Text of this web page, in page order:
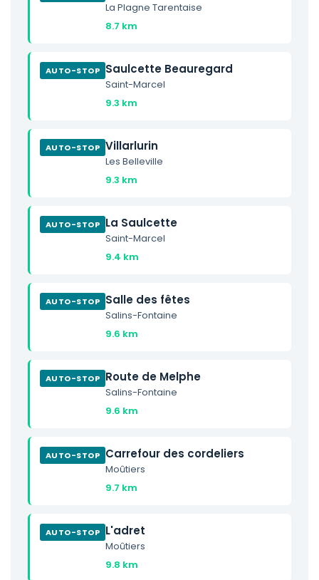
La Plagne Tarentaise
8.7 km
AUTO-STOP Saulcette Beauregard
Saint-Marcel
9.3 km
AUTO-STOP Villarlurin
Les Belleville
9.3 km
AUTO-STOP La Saulcette
Saint-Marcel
9.4 km
AUTO-STOP Salle des fêtes
Salins-Fontaine
9.6 km
AUTO-STOP Route de Melphe
Salins-Fontaine
9.6 km
AUTO-STOP Carrefour des cordeliers
Moûtiers
9.7 km
AUTO-STOP L'adret
Moûtiers
9.8 km